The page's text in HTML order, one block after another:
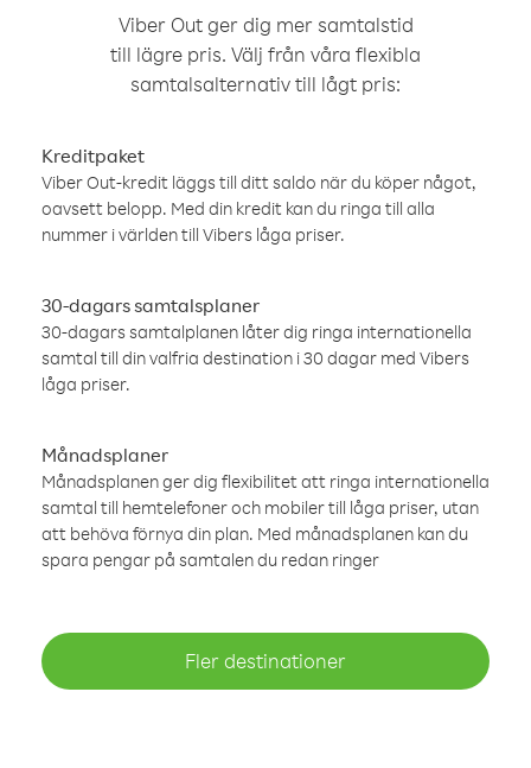
Viber Out ger dig mer samtalstid
till lägre pris. Välj från våra flexibla
samtalsalternativ till lågt pris:
Kreditpaket
Viber Out-kredit läggs till ditt saldo när du köper något,
oavsett belopp. Med din kredit kan du ringa till alla
nummer i världen till Vibers låga priser.
30-dagars samtalsplaner
30-dagars samtalplanen låter dig ringa internationella
samtal till din valfria destination i 30 dagar med Vibers
låga priser.
Månadsplaner
Månadsplanen ger dig flexibilitet att ringa internationella
samtal till hemtelefoner och mobiler till låga priser, utan
att behöva förnya din plan. Med månadsplanen kan du
spara pengar på samtalen du redan ringer
Fler destinationer